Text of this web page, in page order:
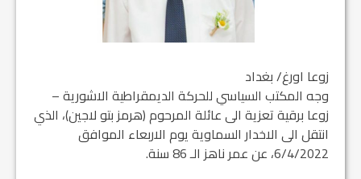
زوعا اورغ/ بغداد
وجه المكتب السياسي للحركة الديمقراطية الاشورية –
زوعا برقية تعزية الى عائلة المرحوم (هرمز بتو لاجين)، الذي
انتقل الى الاخدار السماوية يوم الاربعاء الموافق
6/4/2022، عن عمر ناهز الـ 86 سنة.